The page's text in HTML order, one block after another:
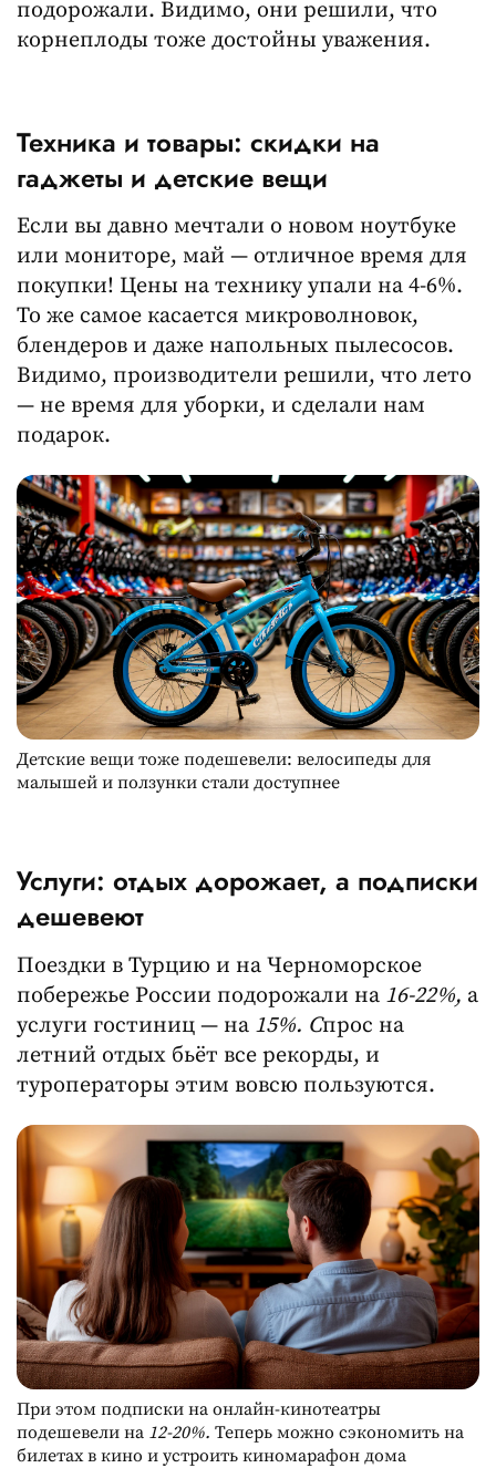
подорожали. Видимо, они решили, что
корнеплоды тоже достойны уважения.
Техника и товары: скидки на
гаджеты и детские вещи
Если вы давно мечтали о новом ноутбуке
или мониторе, май — отличное время для
покупки! Цены на технику упали на 4-6%.
То же самое касается микроволновок,
блендеров и даже напольных пылесосов.
Видимо, производители решили, что лето
— не время для уборки, и сделали нам
подарок.
Детские вещи тоже подешевели: велосипеды для
малышей и ползунки стали доступнее
Услуги: отдых дорожает, а подписки
дешевеют
Поездки в Турцию и на Черноморское
побережье России подорожали на 16-22%, а
услуги гостиниц — на 15%. Спрос на
летний отдых бьёт все рекорды, и
туроператоры этим вовсю пользуются.
При этом подписки на онлайн-кинотеатры
подешевели на 12-20%. Теперь можно сэкономить на
билетах в кино и устроить киномарафон дома